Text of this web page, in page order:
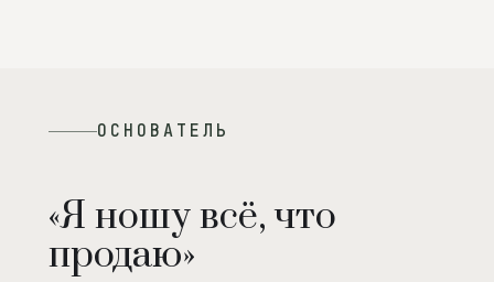
ОСНОВАТЕЛЬ
«Я ношу всё, что
продаю»